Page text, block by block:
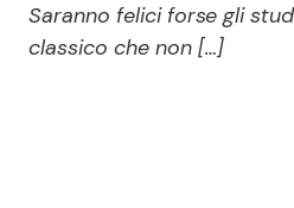
ShowBiz
Saranno felici forse gli
classico che non […]